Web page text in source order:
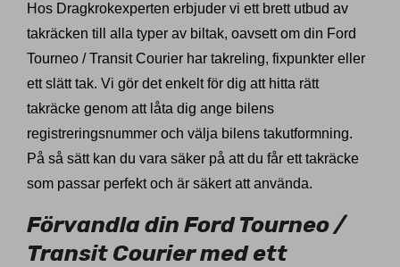
Hos Dragkrokexperten erbjuder vi ett brett utbud av
takräcken till alla typer av biltak, oavsett om din Ford
Tourneo / Transit Courier har takreling, fixpunkter eller
ett slätt tak. Vi gör det enkelt för dig att hitta rätt
takräcke genom att låta dig ange bilens
registreringsnummer och välja bilens takutformning.
På så sätt kan du vara säker på att du får ett takräcke
som passar perfekt och är säkert att använda.
Förvandla din Ford Tourneo /
Transit Courier med ett